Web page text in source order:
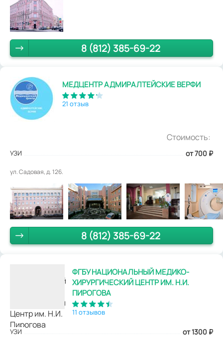
8 (812) 385-69-22
МЕДЦЕНТР АДМИРАЛТЕЙСКИЕ ВЕРФИ
21 отзыв
Стоимость:
УЗИ от 700 ₽
ул. Садовая, д. 126.
8 (812) 385-69-22
ФГБУ НАЦИОНАЛЬНЫЙ МЕДИКО-
ХИРУРГИЧЕСКИЙ ЦЕНТР ИМ. Н.И.
ПИРОГОВА
11 отзывов
УЗИ от 1300 ₽